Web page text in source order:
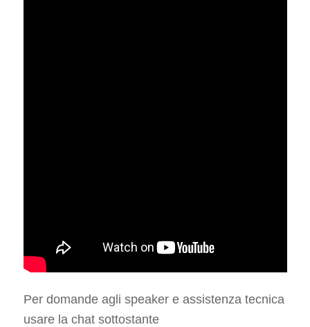
Per domande agli speaker e assistenza tecnica
usare la chat sottostante